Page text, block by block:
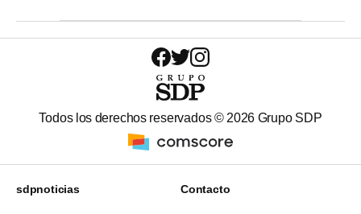
Todos los derechos reservados © 2026 Grupo SDP
sdpnoticias Contacto